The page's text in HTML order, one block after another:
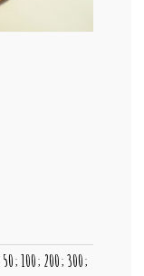
50; 100; 200; 300;